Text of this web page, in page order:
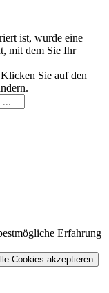
ist, wurde eine
mit dem Sie Ihr
Sie auf den
Erfahrung
Cookies akzeptieren